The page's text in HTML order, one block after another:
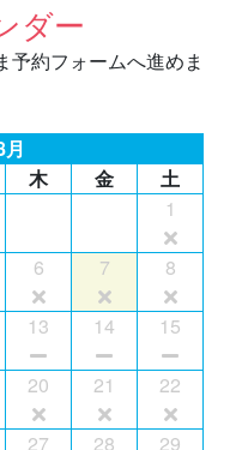
ダー
予約フォームへ進めま
木 金
土
1
6 7 8
13 14 15
20 21 22
27 28 29